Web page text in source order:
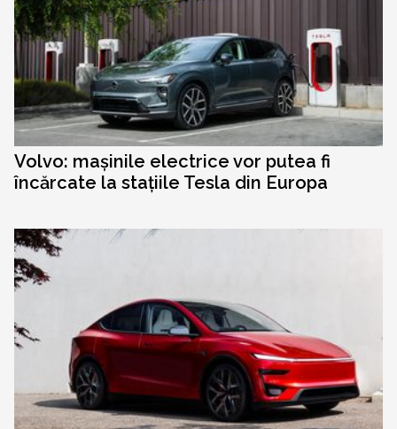
Volvo: mașinile electrice vor putea fi
încărcate la stațiile Tesla din Europa